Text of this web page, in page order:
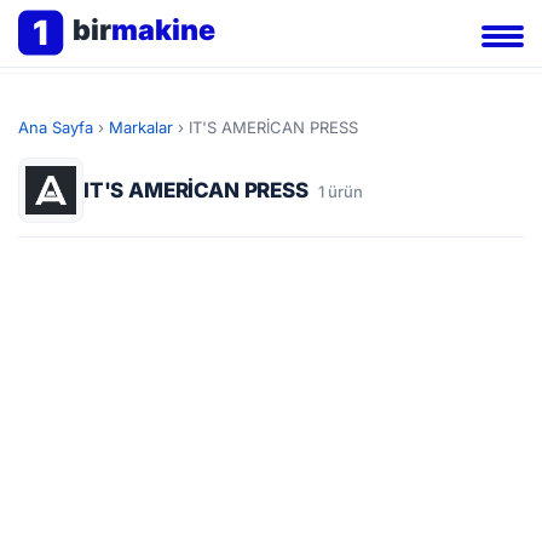
1 birmakine
Ana Sayfa › Markalar › IT'S AMERİCAN PRESS
IT'S AMERİCAN PRESS 1 ürün